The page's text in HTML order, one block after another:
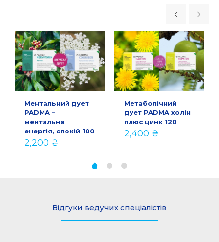
Ментальний дует
PADMA –
ментальна
енергія, спокій 100
2,200 ₴
Метаболічний
дует PADMA холін
плюс цинк 120
2,400 ₴
Відгуки ведучих спеціалістів